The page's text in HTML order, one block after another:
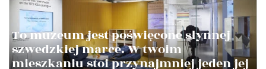
To muzeum jest poświęcone słynnej
szwedzkiej marce. W twoim
mieszkaniu stoi przynajmniej jeden jej